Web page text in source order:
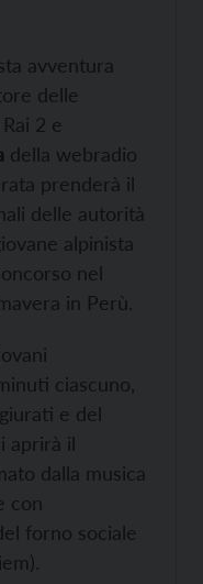
avventura
delle
2 e
della webradio
prenderà il
delle autorità
alpinista
nel
in Perù.
ciascuno,
e del
aprirà il
dalla musica
con
forno sociale